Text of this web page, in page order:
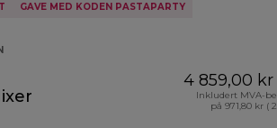
GAVE MED KODEN PASTAPARTY
4 859,00 kr
Inkludert MVA-
på 971,80 kr (